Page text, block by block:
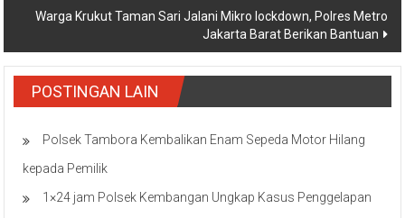
Warga Krukut Taman Sari Jalani Mikro lockdown, Polres Metro
Jakarta Barat Berikan Bantuan
POSTINGAN LAIN
Polsek Tambora Kembalikan Enam Sepeda Motor Hilang
kepada Pemilik
1×24 jam Polsek Kembangan Ungkap Kasus Penggelapan